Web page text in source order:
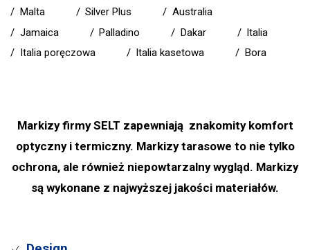
/ Malta / Silver Plus / Australia
/ Jamaica / Palladino / Dakar / Italia
/ Italia poręczowa / Italia kasetowa / Bora
Markizy firmy SELT zapewniają znakomity komfort
optyczny i termiczny. Markizy tarasowe to nie tylko
ochrona, ale również niepowtarzalny wygląd. Markizy
są wykonane z najwyższej jakości materiałów.